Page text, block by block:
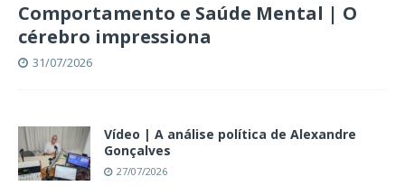
Comportamento e Saúde Mental | O
cérebro impressiona
31/07/2026
Vídeo | A análise política de Alexandre
Gonçalves
27/07/2026